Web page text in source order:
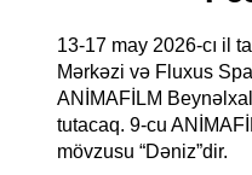
13-17 may 2026-cı il
Mərkəzi və Fluxus
ANİMAFİLM
tutacaq. 9-cu
mövzusu “Dəniz”dir.